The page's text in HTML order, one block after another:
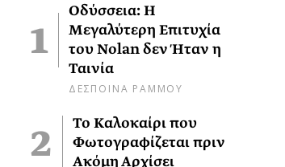
Οδύσσεια: Η
Μεγαλύτερη Επιτυχία
του Nolan δεν Ήταν η
Ταινία
ΔΕΣΠΟΙΝΑ ΡΑΜΜΟΥ
Το Καλοκαίρι που
Φωτογραφίζεται πριν
Ακόμη Αρχίσει